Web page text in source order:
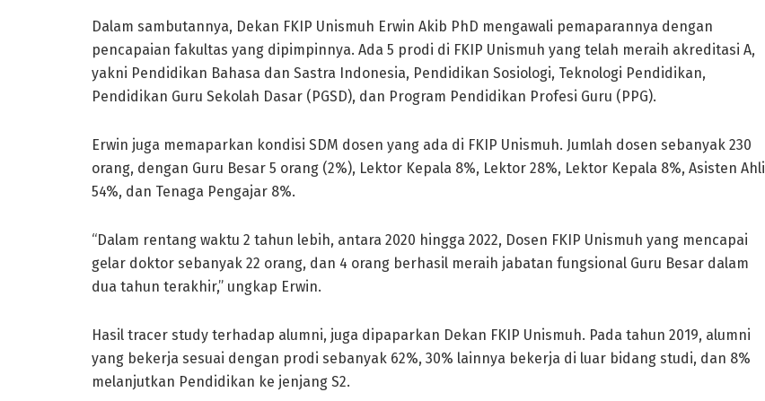
Dalam sambutannya, Dekan FKIP Unismuh Erwin Akib PhD mengawali pemaparannya dengan
pencapaian fakultas yang dipimpinnya. Ada 5 prodi di FKIP Unismuh yang telah meraih akreditasi A,
yakni Pendidikan Bahasa dan Sastra Indonesia, Pendidikan Sosiologi, Teknologi Pendidikan,
Pendidikan Guru Sekolah Dasar (PGSD), dan Program Pendidikan Profesi Guru (PPG).
Erwin juga memaparkan kondisi SDM dosen yang ada di FKIP Unismuh. Jumlah dosen sebanyak 230
orang, dengan Guru Besar 5 orang (2%), Lektor Kepala 8%, Lektor 28%, Lektor Kepala 8%, Asisten Ahli
54%, dan Tenaga Pengajar 8%.
“Dalam rentang waktu 2 tahun lebih, antara 2020 hingga 2022, Dosen FKIP Unismuh yang mencapai
gelar doktor sebanyak 22 orang, dan 4 orang berhasil meraih jabatan fungsional Guru Besar dalam
dua tahun terakhir,” ungkap Erwin.
Hasil tracer study terhadap alumni, juga dipaparkan Dekan FKIP Unismuh. Pada tahun 2019, alumni
yang bekerja sesuai dengan prodi sebanyak 62%, 30% lainnya bekerja di luar bidang studi, dan 8%
melanjutkan Pendidikan ke jenjang S2.